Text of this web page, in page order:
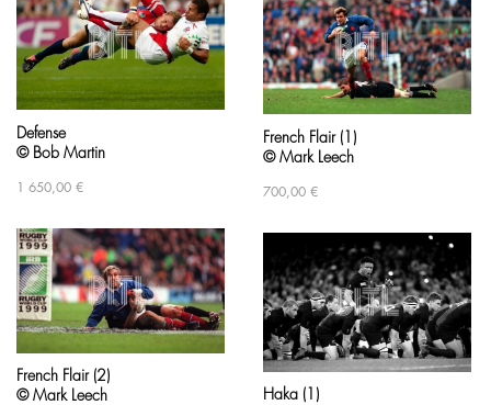
Defense
© Bob Martin
1 650,00 €
French Flair (1)
© Mark Leech
700,00 €
French Flair (2)
© Mark Leech
Haka (1)